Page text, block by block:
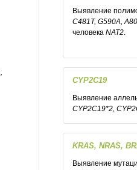
Выявление
C481T, G590A,
человека NAT2.
CYP2C19
Выявление
CYP2C19*2,
KRAS, NRAS,
Выявление